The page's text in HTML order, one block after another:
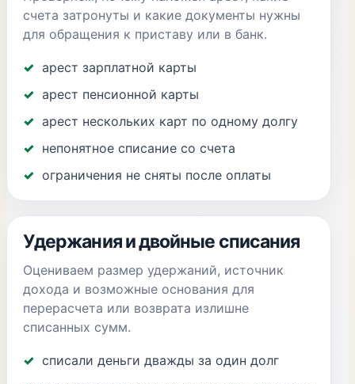
счета затронуты и какие документы нужны
для обращения к приставу или в банк.
арест зарплатной карты
арест пенсионной карты
арест нескольких карт по одному долгу
непонятное списание со счета
ограничения не сняты после оплаты
Удержания и двойные списания
Оцениваем размер удержаний, источник
дохода и возможные основания для
перерасчета или возврата излишне
списанных сумм.
списали деньги дважды за один долг